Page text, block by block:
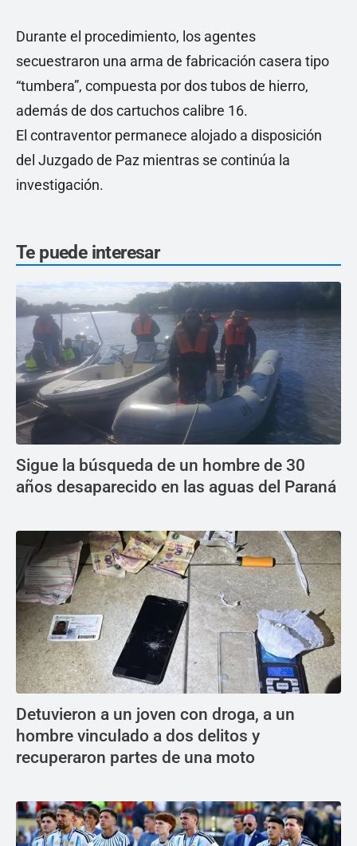
Durante el procedimiento, los agentes
secuestraron una arma de fabricación casera tipo
“tumbera”, compuesta por dos tubos de hierro,
además de dos cartuchos calibre 16.
El contraventor permanece alojado a disposición
del Juzgado de Paz mientras se continúa la
investigación.
Te puede interesar
Sigue la búsqueda de un hombre de 30
años desaparecido en las aguas del Paraná
Detuvieron a un joven con droga, a un
hombre vinculado a dos delitos y
recuperaron partes de una moto